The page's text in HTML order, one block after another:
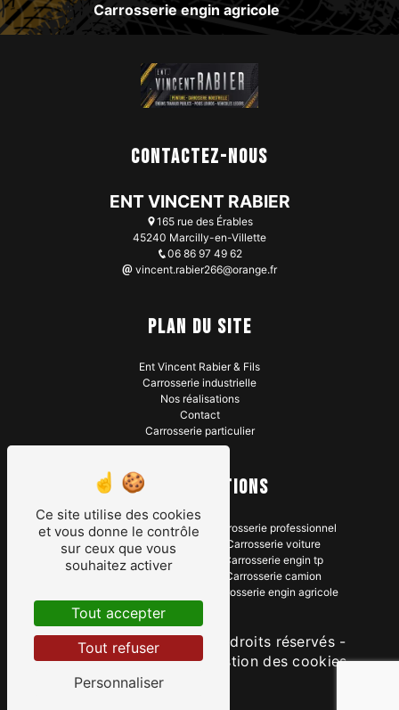
Carrosserie engin agricole
Contactez-nous
ENT VINCENT RABIER
165 rue des Érables
45240 Marcilly-en-Villette
06 86 97 49 62
vincent.rabier266@orange.fr
Plan du site
Ent Vincent Rabier & Fils
Carrosserie industrielle
Nos réalisations
Contact
Carrosserie particulier
Nos prestations
Carrosserie poids lourds
Carrosserie industrielle
Réparation carrosserie
Carrosserie tracteur
Carrosserie professionnel
Carrosserie voiture
Carrosserie engin tp
Carrosserie camion
Carrosserie engin agricole
©Vistalid- 2026 - Tous droits réservés -
Mentions légales-Gestion des cookies
Ce site utilise des cookies
et vous donne le contrôle
sur ceux que vous
souhaitez activer
Tout accepter
Tout refuser
Personnaliser